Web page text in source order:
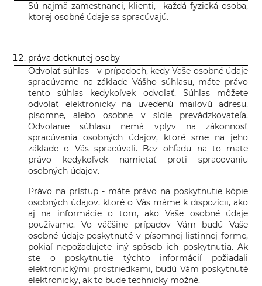
Sú najmä zamestnanci, klienti, každá fyzická osoba,
ktorej osobné údaje sa spracúvajú.
práva dotknutej osoby
Odvolať súhlas - v prípadoch, kedy Vaše osobné údaje
spracúvame na základe Vášho súhlasu, máte právo
tento súhlas kedykoľvek odvolať. Súhlas môžete
odvolať elektronicky na uvedenú mailovú adresu,
písomne, alebo osobne v sídle prevádzkovateľa.
Odvolanie súhlasu nemá vplyv na zákonnosť
spracúvania osobných údajov, ktoré sme na jeho
základe o Vás spracúvali. Bez ohľadu na to mate
právo kedykoľvek namietať proti spracovaniu
osobných údajov.
Právo na prístup - máte právo na poskytnutie kópie
osobných údajov, ktoré o Vás máme k dispozícii, ako
aj na informácie o tom, ako Vaše osobné údaje
používame. Vo väčšine prípadov Vám budú Vaše
osobné údaje poskytnuté v písomnej listinnej forme,
pokiaľ nepožadujete iný spôsob ich poskytnutia. Ak
ste o poskytnutie týchto informácií požiadali
elektronickými prostriedkami, budú Vám poskytnuté
elektronicky, ak to bude technicky možné.